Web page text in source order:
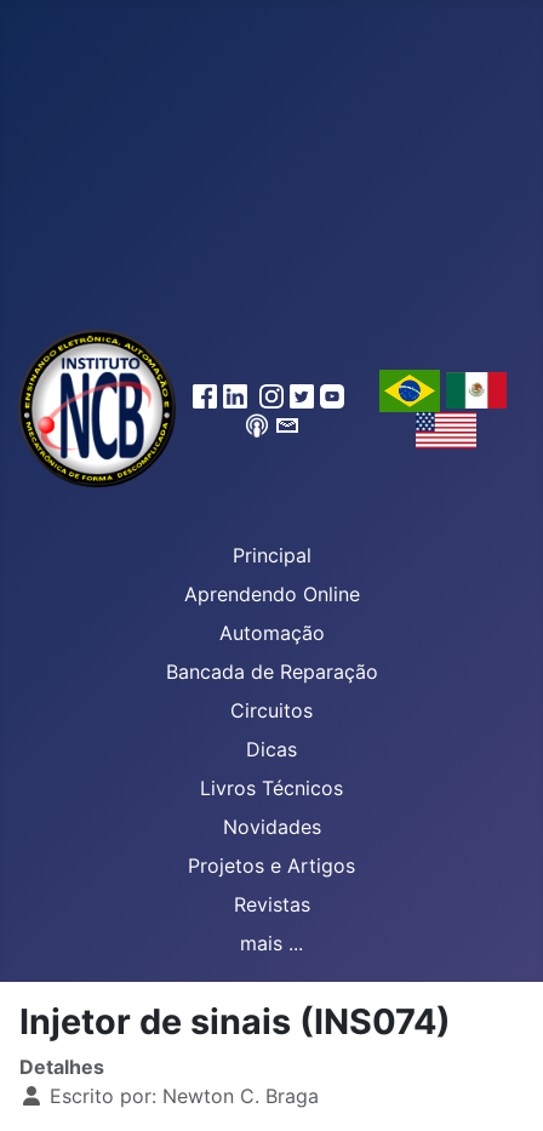
Principal
Aprendendo Online
Automação
Bancada de Reparação
Circuitos
Dicas
Livros Técnicos
Novidades
Projetos e Artigos
Revistas
mais ...
Injetor de sinais (INS074)
Detalhes
Escrito por: Newton C. Braga